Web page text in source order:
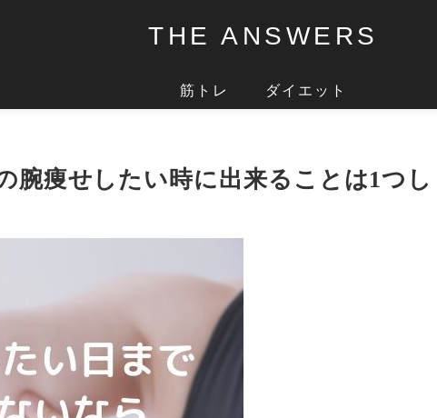
THE ANSWERS
筋トレ ダイエット
腕痩せしたい時に出来ることは1つし